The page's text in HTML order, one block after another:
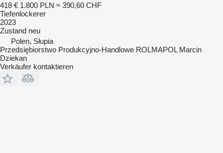
418 € 1.800 PLN ≈ 390,60 CHF
Tiefenlockerer
2023
Zustand neu
Polen, Słupia
Przedsiębiorstwo Produkcyjno-Handlowe ROLMAPOL Marcin
Dziekan
Verkäufer kontaktieren